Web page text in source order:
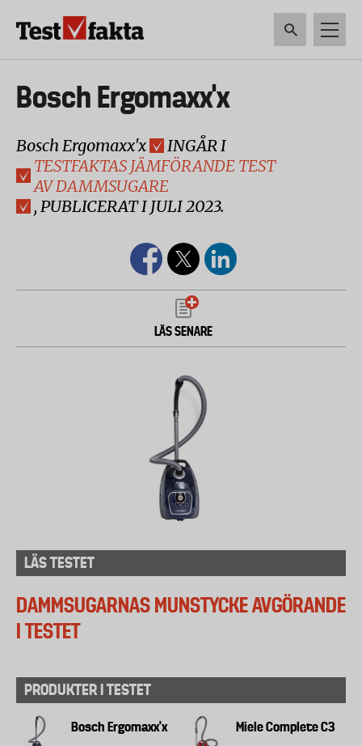
Huvudmeny
ny
Bosch Ergomaxx'x
Bosch Ergomaxx'x
INGÅR I
TESTFAKTAS JÄMFÖRANDE TEST
AV DAMMSUGARE
, PUBLICERAT I JULI 2023.
LÄS SENARE
LÄS TESTET
DAMMSUGARNAS MUNSTYCKE AVGÖRANDE
I TESTET
PRODUKTER I TESTET
Bosch Ergomaxx'x Miele Complete C3